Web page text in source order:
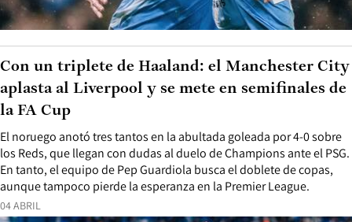
04 ABRIL
El noruego anotó tres tantos en la abultada goleada por 4-0 sobre
los Reds, que llegan con dudas al duelo de Champions ante el PSG.
En tanto, el equipo de Pep Guardiola busca el doblete de copas,
aunque tampoco pierde la esperanza en la Premier League.
Con un triplete de Haaland: el Manchester City
aplasta al Liverpool y se mete en semifinales de
la FA Cup